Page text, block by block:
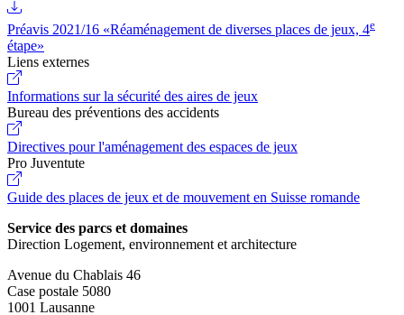
Préavis 2021/16 «Réaménagement de diverses places de jeux, 4e
étape»
Liens externes
Informations sur la sécurité des aires de jeux
Bureau des préventions des accidents
Directives pour l'aménagement des espaces de jeux
Pro Juventute
Guide des places de jeux et de mouvement en Suisse romande
Service des parcs et domaines
Direction Logement, environnement et architecture
Avenue du Chablais 46
Case postale 5080
1001 Lausanne